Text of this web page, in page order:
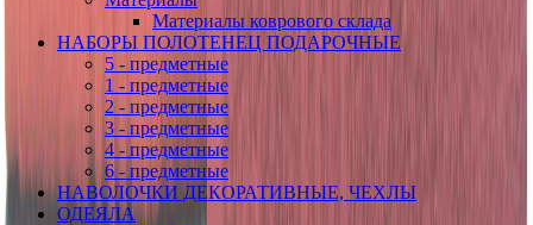
Материалы коврового склада
НАБОРЫ ПОЛОТЕНЕЦ ПОДАРОЧНЫЕ
5 - предметные
1 - предметные
2 - предметные
3 - предметные
4 - предметные
6 - предметные
НАВОЛОЧКИ ДЕКОРАТИВНЫЕ, ЧЕХЛЫ
ОДЕЯЛА